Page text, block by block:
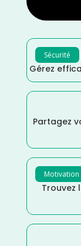
Sécurité
Gérez
Partagez
Motivation
Trouvez